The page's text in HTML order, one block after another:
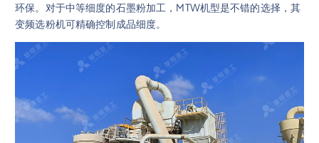
环保。对于中等细度的石墨粉加工，MTW机型是不错的选择，其
变频选粉机可精确控制成品细度。